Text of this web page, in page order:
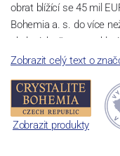
obrat blížící se 45 mil
Bohemia a. s. do více
ekologicky šetrnou
perfektní lom světla a
velkém počtu cyklů.
Sklárna Světlá nad
Zobrazit celý text o
Zobrazit produkty